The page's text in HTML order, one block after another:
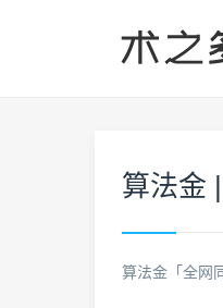
算法金
算法金「全网